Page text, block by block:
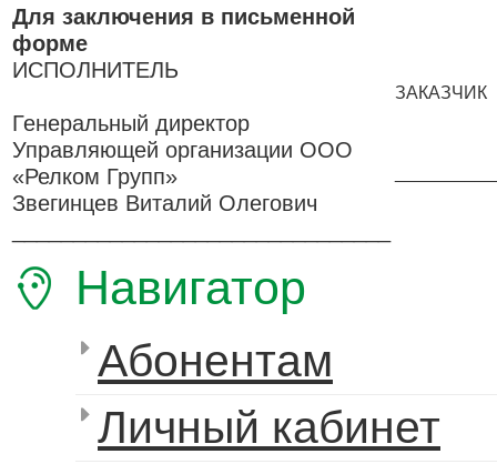
Для заключения в письменной
форме
ИСПОЛНИТЕЛЬ
Генеральный директор
Управляющей организации ООО
«Релком Групп»
Звегинцев Виталий Олегович
ЗАКАЗЧИК
Навигатор
Абонентам
Личный кабинет